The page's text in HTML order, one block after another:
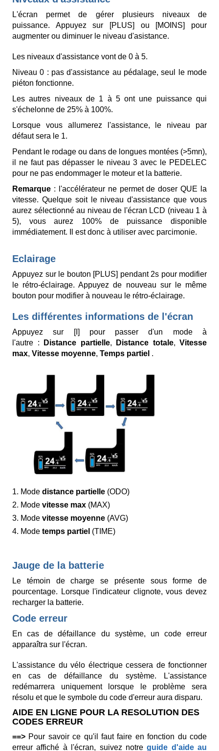
L'écran permet de gérer plusieurs niveaux de
puissance. Appuyez sur [PLUS] ou [MOINS] pour
augmenter ou diminuer le niveau d'asistance.
Les niveaux d'assistance vont de 0 à 5.
Niveau 0 : pas d'assistance au pédalage, seul le mode
piéton fonctionne.
Les autres niveaux de 1 à 5 ont une puissance qui
s'échelonne de 25% à 100%.
Lorsque vous allumerez l'assistance, le niveau par
défaut sera le 1.
Pendant le rodage ou dans de longues montées (>5mn),
il ne faut pas dépasser le niveau 3 avec le PEDELEC
pour ne pas endommager le moteur et la batterie.
Remarque : l'accélérateur ne permet de doser QUE la
vitesse. Quelque soit le niveau d'assistance que vous
aurez sélectionné au niveau de l'écran LCD (niveau 1 à
5), vous aurez 100% de puissance disponible
immédiatement. Il est donc à utiliser avec parcimonie.
Eclairage
Appuyez sur le bouton [PLUS] pendant 2s pour modifier
le rétro-éclairage. Appuyez de nouveau sur le même
bouton pour modifier à nouveau le rétro-éclairage.
Les différentes informations de l'écran
Appuyez sur [I] pour passer d'un mode à
l'autre :
Distance partielle, Distance totale, Vitesse
max, Vitesse moyenne, Temps partiel .
1. Mode distance partielle (ODO)
2. Mode vitesse max (MAX)
3. Mode vitesse moyenne (AVG)
4. Mode temps partiel (TIME)
Jauge de la batterie
Le témoin de charge se présente sous forme de
pourcentage. Lorsque l'indicateur clignote, vous devez
recharger la batterie.
Code erreur
En cas de défaillance du système, un code erreur
apparaîtra sur l'écran.
L'assistance du vélo électrique cessera de fonctionner
en cas de défaillance du système. L'assistance
redémarrera uniquement lorsque le problème sera
résolu et que le symbole du code d'erreur aura disparu.
AIDE EN LIGNE POUR LA RESOLUTION DES
CODES ERREUR
==> Pour savoir ce qu'il faut faire en fonction du code
erreur affiché à l'écran, suivez notre guide d'aide au